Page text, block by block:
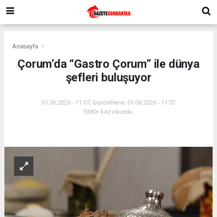
Anasayfa
Çorum’da “Gastro Çorum” ile dünya
şefleri buluşuyor
01.06.2026 - 11:07, Güncelleme: 01.06.2026 - 11:07
5380+ kez okundu.